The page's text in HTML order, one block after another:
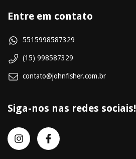
Entre em contato
5515998587329
(15) 998587329
contato@johnfisher.com.br
Siga-nos nas redes sociais!